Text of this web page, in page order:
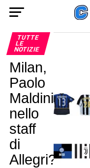
TUTTE
LE
NOTIZIE
Milan,
Paolo
Maldini
nello
staff
di
Allegri?